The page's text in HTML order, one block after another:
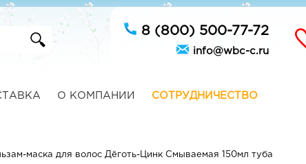
8 (800) 500-77-72
info@wbc-c.ru
О КОМПАНИИ СОТРУДНИЧЕСТВО
маска для волос Дёготь-Цинк Смываемая 150мл туба